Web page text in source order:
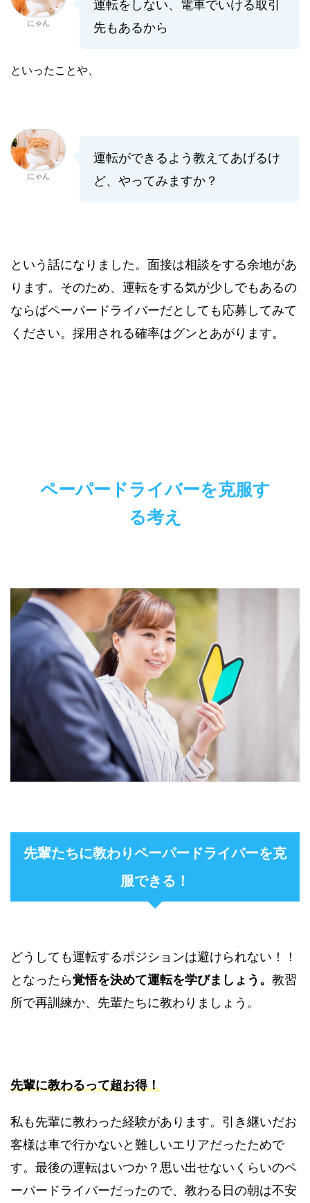
にゃん
運転をしない、電車でいける取引
先もあるから
といったことや、
にゃん
運転ができるよう教えてあげるけ
ど、やってみますか？
という話になりました。面接は相談をする余地があ
ります。そのため、運転をする気が少しでもあるの
ならばペーパードライバーだとしても応募してみて
ください。採用される確率はグンとあがります。
ペーパードライバーを克服す
る考え
先輩たちに教わりペーパードライバーを克
服できる！
どうしても運転するポジションは避けられない！！
となったら覚悟を決めて運転を学びましょう。 教習
所で再訓練か、先輩たちに教わりましょう。
先輩に教わるって超お得！
私も先輩に教わった経験があります。引き継いだお
客様は車で行かないと難しいエリアだったためで
す。最後の運転はいつか？思い出せないくらいのペ
ーパードライバーだったので、教わる日の朝は不安